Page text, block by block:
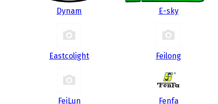
Dynam E-sky
Eastcolight Feilong
FeiLun Fenfa